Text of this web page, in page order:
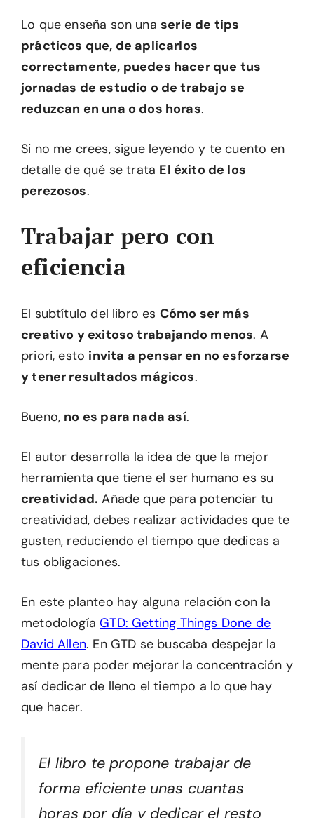
Lo que enseña son una serie de tips
prácticos que, de aplicarlos
correctamente, puedes hacer que tus
jornadas de estudio o de trabajo se
reduzcan en una o dos horas.
Si no me crees, sigue leyendo y te cuento en
detalle de qué se trata El éxito de los
perezosos.
Trabajar pero con
eficiencia
El subtítulo del libro es Cómo ser más
creativo y exitoso trabajando menos. A
priori, esto invita a pensar en no esforzarse
y tener resultados mágicos.
Bueno, no es para nada así.
El autor desarrolla la idea de que la mejor
herramienta que tiene el ser humano es su
creatividad. Añade que para potenciar tu
creatividad, debes realizar actividades que te
gusten, reduciendo el tiempo que dedicas a
tus obligaciones.
En este planteo hay alguna relación con la
metodologíaGTD: Getting Things Done de
David Allen. En GTD se buscaba despejar la
mente para poder mejorar la concentración y
así dedicar de lleno el tiempo a lo que hay
que hacer.
El libro te propone trabajar de
forma eficiente unas cuantas
horas por día y dedicar el resto